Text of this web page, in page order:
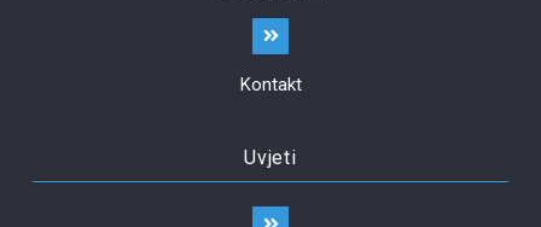
Kontakt
Uvjeti